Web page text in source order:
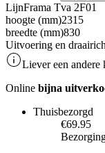
LijnFrama Tva 2F01
hoogte (mm)2315
breedte (mm)830
Uitvoering en
Liever een andere
Online bijna
Thuisbezorgd
€69.95